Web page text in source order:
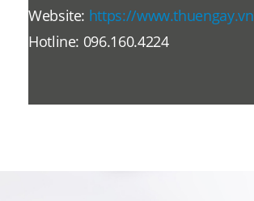
Website: https://www.thuengay.vn
Hotline: 096.160.4224